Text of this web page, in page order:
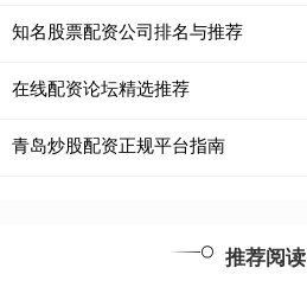
知名股票配资公司排名与推荐
在线配资论坛精选推荐
青岛炒股配资正规平台指南
推荐阅读